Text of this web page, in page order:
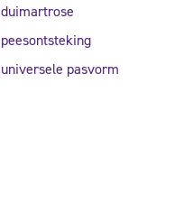
duimartrose
peesontsteking
universele pasvorm